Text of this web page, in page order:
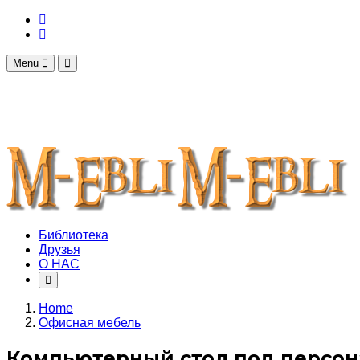
Menu
Библиотека
Друзья
О НАС
Home
Офисная мебель